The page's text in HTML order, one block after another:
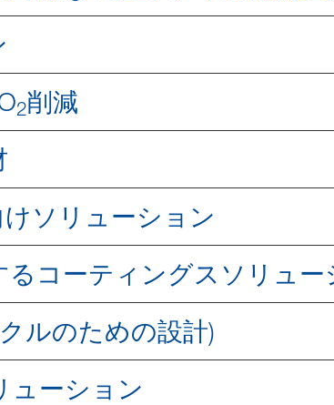
2削減
ソリューション
コーティングスソリュー
ルのための設計)
ューション